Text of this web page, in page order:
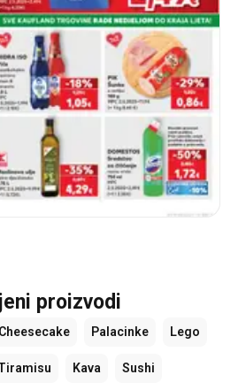
proizvodi
Cheesecake Palacinke Lego
Kava Sushi